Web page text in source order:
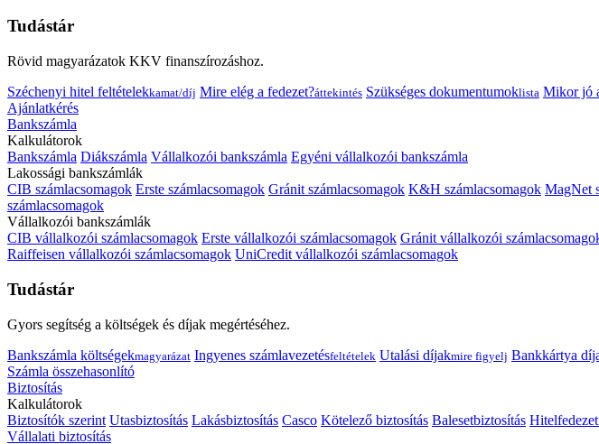
Tudástár
Rövid magyarázatok KKV finanszírozáshoz.
Széchenyi hitel feltételekkamat/díj Mire elég a fedezet?áttekintés Szükséges dokumentumoklista Mikor jó
Ajánlatkérés
Bankszámla
Kalkulátorok
Bankszámla Diákszámla Vállalkozói bankszámla Egyéni vállalkozói bankszámla
Lakossági bankszámlák
CIB számlacsomagok Erste számlacsomagok Gránit számlacsomagok K&H számlacsomagok MagNet
számlacsomagok
Vállalkozói bankszámlák
CIB vállalkozói számlacsomagok Erste vállalkozói számlacsomagok Gránit vállalkozói
Raiffeisen vállalkozói számlacsomagok UniCredit vállalkozói számlacsomagok
Tudástár
Gyors segítség a költségek és díjak megértéséhez.
Bankszámla költségekmagyarázat Ingyenes számlavezetésfeltételek Utalási díjakmire figyelj Bankkártya
Számla összehasonlító
Biztosítás
Kalkulátorok
Biztosítók szerint Utasbiztosítás Lakásbiztosítás Casco Kötelező biztosítás Balesetbiztosítás
Vállalati biztosítás